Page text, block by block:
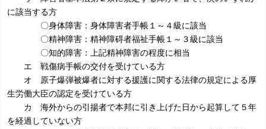
に該当する方
〇身体障害：身体障害者手帳１～４級に該当
〇精神障害：精神障碍者福祉手帳１～３級に該当
〇知的障害：上記精神障害の程度に相当
エ 戦傷病手帳の交付を受けている方
オ 原子爆弾被爆者に対する援護に関する法律の規定による厚
生労働大臣の認定を受けている方
カ 海外からの引揚者で本邦に引き上げた日から起算して５年
を経過していない方